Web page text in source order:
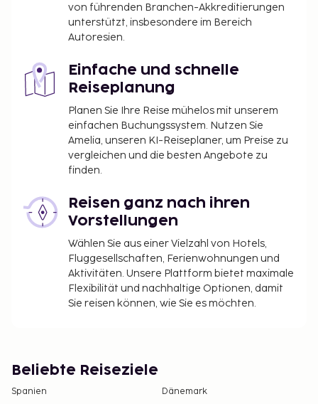
von führenden Branchen-Akkreditierungen
unterstützt, insbesondere im Bereich
Autoresien.
Einfache und schnelle
Reiseplanung
Planen Sie Ihre Reise mühelos mit unserem
einfachen Buchungssystem. Nutzen Sie
Amelia, unseren KI-Reiseplaner, um Preise zu
vergleichen und die besten Angebote zu
finden.
Reisen ganz nach ihren
Vorstellungen
Wählen Sie aus einer Vielzahl von Hotels,
Fluggesellschaften, Ferienwohnungen und
Aktivitäten. Unsere Plattform bietet maximale
Flexibilität und nachhaltige Optionen, damit
Sie reisen können, wie Sie es möchten.
Beliebte Reiseziele
Spanien
Dänemark